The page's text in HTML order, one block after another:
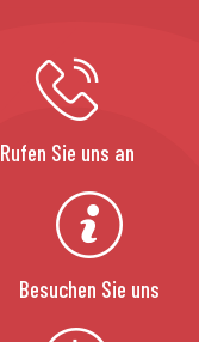
Rufen Sie uns an
Besuchen Sie uns